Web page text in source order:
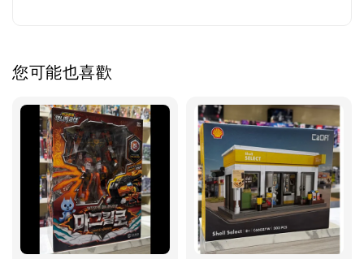
您可能也喜歡